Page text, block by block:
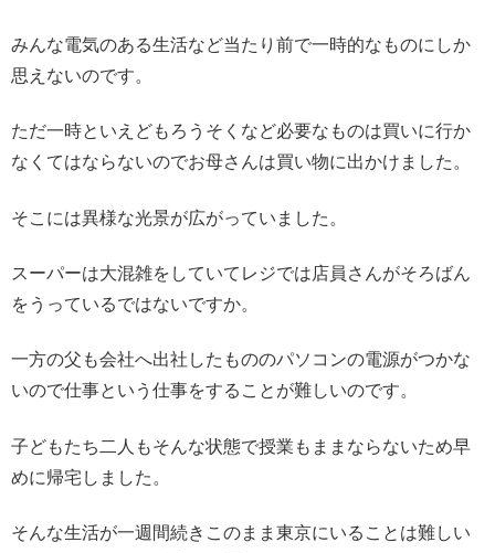
みんな電気のある生活など当たり前で一時的なものにしか
思えないのです。
ただ一時といえどもろうそくなど必要なものは買いに行か
なくてはならないのでお母さんは買い物に出かけました。
そこには異様な光景が広がっていました。
スーパーは大混雑をしていてレジでは店員さんがそろばん
をうっているではないですか。
一方の父も会社へ出社したもののパソコンの電源がつかな
いので仕事という仕事をすることが難しいのです。
子どもたち二人もそんな状態で授業もままならないため早
めに帰宅しました。
そんな生活が一週間続きこのまま東京にいることは難しい